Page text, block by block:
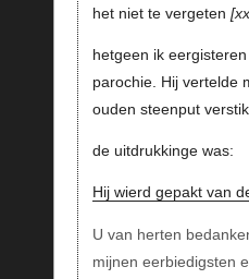
het niet te vergeten
hetgeen ik
parochie. Hij vertelde
ouden steenput
de uitdrukkinge was:
Hij wierd gepakt van
U van herten
mijnen eerbiedigsten